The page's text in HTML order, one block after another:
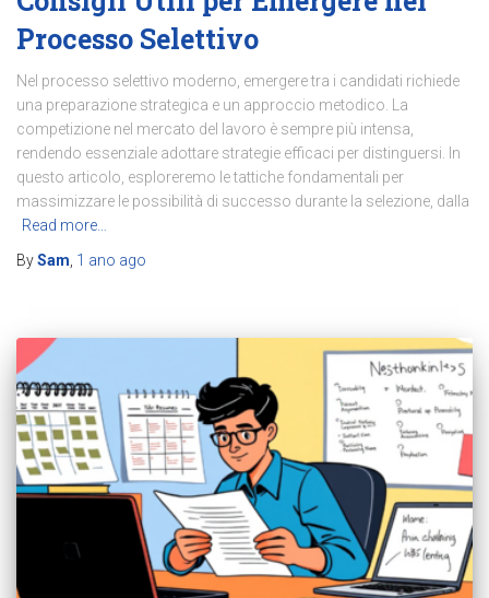
Processo Selettivo
Nel processo selettivo moderno, emergere tra i candidati richiede
una preparazione strategica e un approccio metodico. La
competizione nel mercato del lavoro è sempre più intensa,
rendendo essenziale adottare strategie efficaci per distinguersi. In
questo articolo, esploreremo le tattiche fondamentali per
massimizzare le possibilità di successo durante la selezione, dalla
Read more…
BySam, 1 ano ago